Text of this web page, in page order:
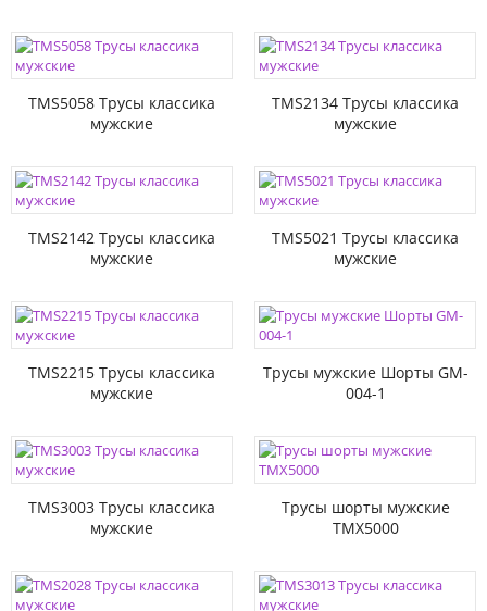
TMS5058 Трусы классика
мужские
TMS2134 Трусы классика
мужские
TMS2142 Трусы классика
мужские
TMS5021 Трусы классика
мужские
TMS2215 Трусы классика
мужские
Трусы мужские Шорты GM-
004-1
TMS3003 Трусы классика
мужские
Трусы шорты мужские
TMX5000